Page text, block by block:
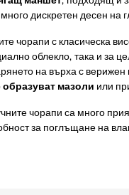
дискретен десен на
чорапи с класическа
облекло, така и за
на върха с
образуват мазоли или
чорапи са много
за поглъщане на